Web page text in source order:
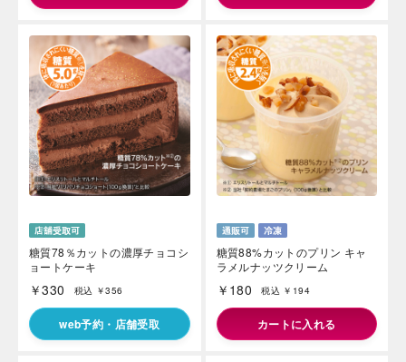
糖質78％カットの濃厚チョコシ
ョートケーキ
￥330 税込 ￥356
web予約・店舗受取
糖質88%カットのプリン キャ
ラメルナッツクリーム
￥180 税込 ￥194
カートに入れる